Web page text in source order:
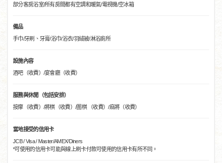
部分客房浴室/所有房間都有空調和暖氣/電視機/空冰箱
備品
手巾/牙刷、牙膏/浴巾/浴衣/羽絨被/淋浴廁所
設施內容
酒吧（收費）/宴會廳（收費）
服務與休閒（包括安排）
按摩（收費）/將棋（收費）/圍棋 （收費）/麻將（收費）
當地接受的信用卡
JCB / Visa / Master/AMEX/Diners
*可使用的信用卡可能與線上刷卡付款可使用的信用卡有所不同。